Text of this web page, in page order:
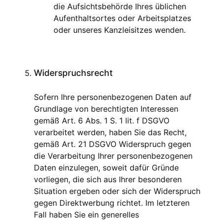
die Aufsichtsbehörde Ihres üblichen
Aufenthaltsortes oder Arbeitsplatzes
oder unseres Kanzleisitzes wenden.
Widerspruchsrecht
Sofern Ihre personenbezogenen Daten auf
Grundlage von berechtigten Interessen
gemäß Art. 6 Abs. 1 S. 1 lit. f DSGVO
verarbeitet werden, haben Sie das Recht,
gemäß Art. 21 DSGVO Widerspruch gegen
die Verarbeitung Ihrer personenbezogenen
Daten einzulegen, soweit dafür Gründe
vorliegen, die sich aus Ihrer besonderen
Situation ergeben oder sich der Widerspruch
gegen Direktwerbung richtet. Im letzteren
Fall haben Sie ein generelles